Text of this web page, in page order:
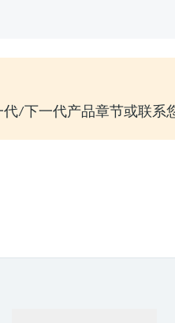
/下一代产品章节或联系您